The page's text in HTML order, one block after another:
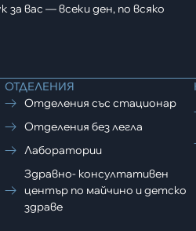
вас — всеки ден, по всяко
ОТДЕЛЕНИЯ
Отделения със стационар
Отделения без легла
Лаборатории
Здравно- консултативен
център по майчино и детско
здраве